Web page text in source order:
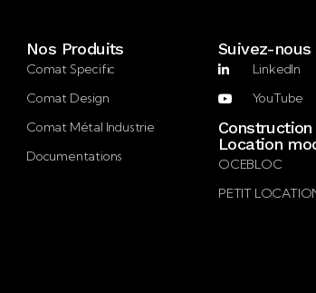
Nos Produits
Comat Specific
Comat Design
Comat Métal Industrie
Documentations
Suivez-nous
LinkedIn
YouTube
Construction
Location
OCEBLOC
PETIT